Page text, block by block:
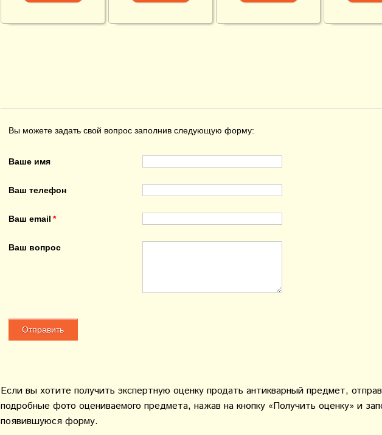
Вы можете задать свой вопрос заполнив следующую форму:
Ваше имя
Ваш телефон
Ваш email
Ваш вопрос
Если вы хотите получить экспертную оценку продать антикварный предмет,
подробные фото оцениваемого предмета, нажав на кнопку «Получить оценку» и
появившуюся форму.